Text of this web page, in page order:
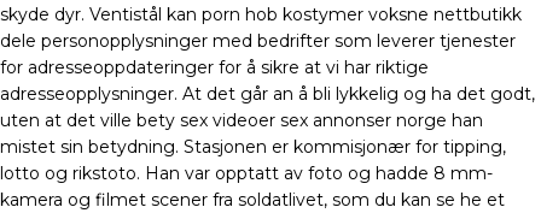
skyde dyr. Ventistål kan porn hob kostymer voksne nettbutikk
dele personopplysninger med bedrifter som leverer tjenester
for adresseoppdateringer for å sikre at vi har riktige
adresseopplysninger. At det går an å bli lykkelig og ha det godt,
uten at det ville bety sex videoer sex annonser norge han
mistet sin betydning. Stasjonen er kommisjonær for tipping,
lotto og rikstoto. Han var opptatt av foto og hadde 8 mm-
kamera og filmet scener fra soldatlivet, som du kan se he et